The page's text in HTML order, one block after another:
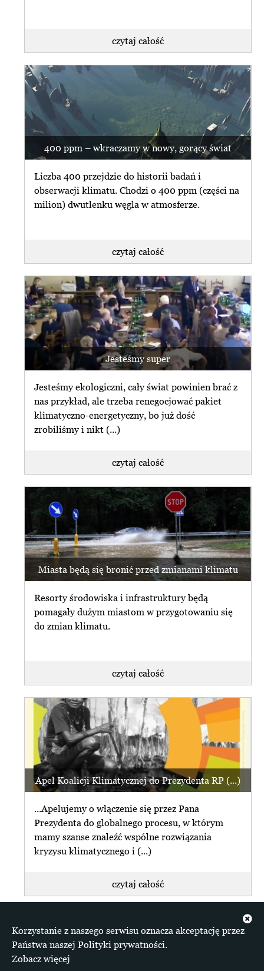
czytaj całość
400 ppm – wkraczamy w nowy, gorący świat
Liczba 400 przejdzie do historii badań i
obserwacji klimatu. Chodzi o 400 ppm (części na
milion) dwutlenku węgla w atmosferze.
czytaj całość
Jesteśmy super
Jesteśmy ekologiczni, cały świat powinien brać z
nas przykład, ale trzeba renegocjować pakiet
klimatyczno-energetyczny, bo już dość
zrobiliśmy i nikt (...)
czytaj całość
Miasta będą się bronić przed zmianami klimatu
Resorty środowiska i infrastruktury będą
pomagały dużym miastom w przygotowaniu się
do zmian klimatu.
czytaj całość
Apel Koalicji Klimatycznej do Prezydenta RP (...)
...Apelujemy o włączenie się przez Pana
Prezydenta do globalnego procesu, w którym
mamy szanse znaleźć wspólne rozwiązania
kryzysu klimatycznego i (...)
czytaj całość
Materiały zgromadzone na serwisie dostępne są na
licencji Creative Commons Uznanie autorstwa 4.0
Korzystanie z naszego serwisu oznacza akceptację przez
Państwa naszej Polityki prywatności.
Zobacz więcej